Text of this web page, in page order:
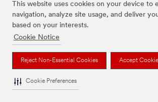
This website uses cookies on your device to
navigation, analyze site usage, and deliver
based on your interests.
Cookie Notice
Reject Non-Essential Cookies Accept
Cookie Preferences